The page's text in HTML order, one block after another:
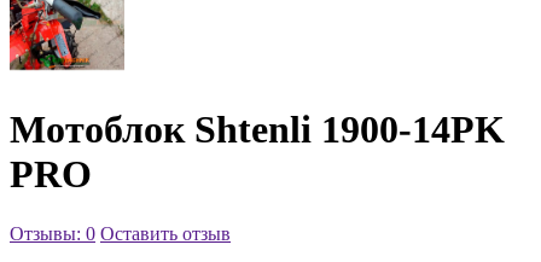
Мотоблок Shtenli 1900-14PK
PRO
Отзывы: 0 Оставить отзыв